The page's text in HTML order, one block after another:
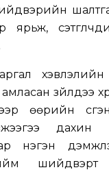
ярьж,
зүйлдээ
өөрийн
дахин
нэгэн
ийм